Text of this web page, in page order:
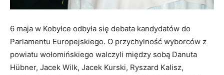
6 maja w Kobyłce odbyła się debata kandydatów do
Parlamentu Europejskiego. O przychylność wyborców z
powiatu wołomińskiego walczyli między sobą Danuta
Hübner, Jacek Wilk, Jacek Kurski, Ryszard Kalisz,